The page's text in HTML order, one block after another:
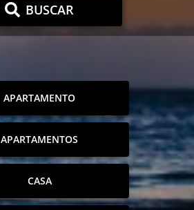
BUSCAR
APARTAMENTO
APARTAMENTOS
CASA